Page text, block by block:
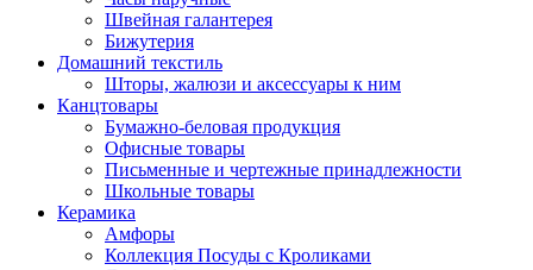
Швейная галантерея
Бижутерия
Домашний текстиль
Шторы, жалюзи и аксессуары к ним
Канцтовары
Бумажно-беловая продукция
Офисные товары
Письменные и чертежные принадлежности
Школьные товары
Керамика
Амфоры
Коллекция Посуды с Кроликами